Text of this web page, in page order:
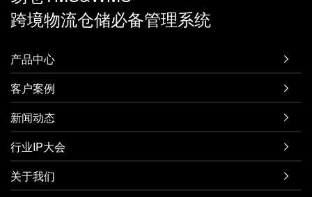
跨境物流仓储必备管理系统
产品中心 
客户案例 
新闻动态 
行业IP大会 
关于我们 